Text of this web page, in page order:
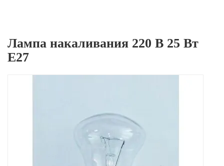
Лампа накаливания 220 В 25 Вт
Е27